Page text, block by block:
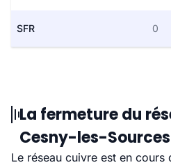
SFR 0
La fermeture du
Cesny-les-Sources
Le réseau cuivre est en cours